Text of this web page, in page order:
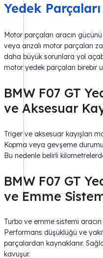
Yedek Parçaları
Motor parçaları aracın gücünü
veya arızalı motor parçaları
daha büyük sorunlara yol
motor yedek parçaları birebir
BMW F07 GT
ve Aksesuar
Triger ve aksesuar kayışları
Kopma veya gevşeme
Bu nedenle belirli
BMW F07 GT
ve Emme
Turbo ve emme sistemi
Performans düşüklüğü ve
parçalardan kaynaklanır.
kavuşur.